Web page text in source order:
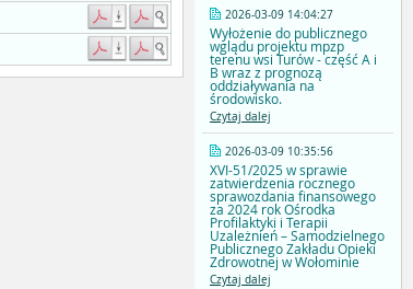
2026-03-09 14:04:27
Wyłożenie do publicznego
wglądu projektu mpzp
terenu wsi Turów - część A i
B wraz z prognozą
oddziaływania na
środowisko.
Czytaj dalej
2026-03-09 10:35:56
XVI-51/2025 w sprawie
zatwierdzenia rocznego
sprawozdania finansowego
za 2024 rok Ośrodka
Profilaktyki i Terapii
Uzależnień – Samodzielnego
Publicznego Zakładu Opieki
Zdrowotnej w Wołominie
Czytaj dalej